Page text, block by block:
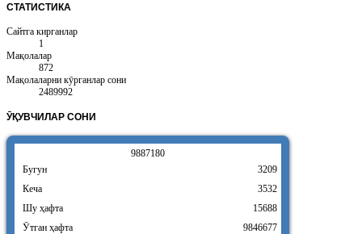
СТАТИСТИКА
Сайтга кирганлар
1
Мақолалар
872
Мақолаларни кӯрганлар сони
2489992
ӮҚУВЧИЛАР СОНИ
9887180
Бугун
Кеча
Шу ҳафта
Ӯтган ҳафта
3209
3532
15688
9846677